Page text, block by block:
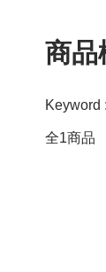
商品
Keyword
全1商品